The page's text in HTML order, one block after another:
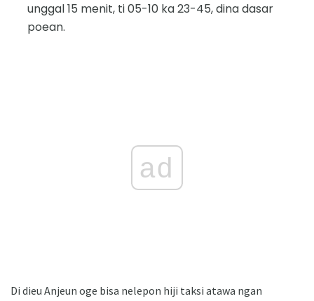
unggal 15 menit, ti 05-10 ka 23-45, dina dasar
poean.
ad
Di dieu Anjeun oge bisa nelepon hiji taksi atawa ngan